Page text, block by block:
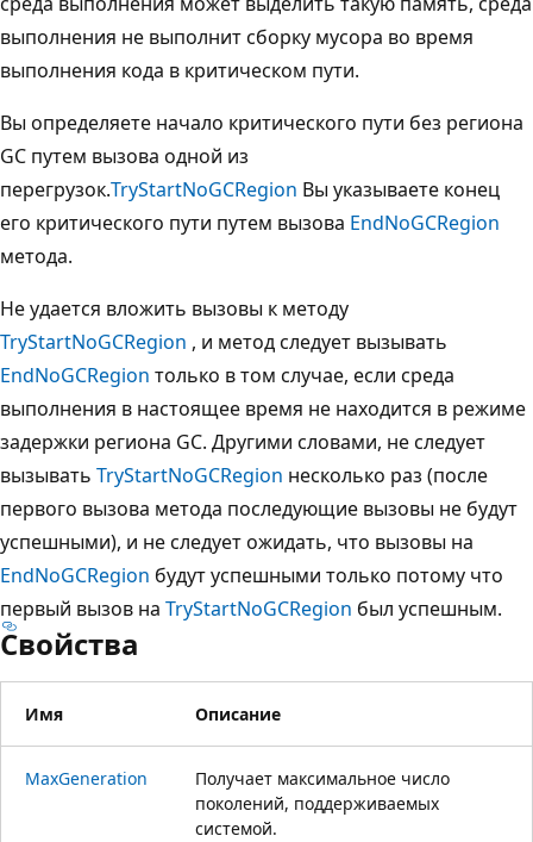
выполнения не выполнит сборку мусора во время
выполнения кода в критическом пути.
Вы определяете начало критического пути без региона
GC путем вызова одной из
перегрузок.TryStartNoGCRegion Вы указываете конец
его критического пути путем вызова EndNoGCRegion
метода.
Не удается вложить вызовы к методу
TryStartNoGCRegion , и метод следует вызывать
EndNoGCRegion только в том случае, если среда
выполнения в настоящее время не находится в режиме
задержки региона GC. Другими словами, не следует
вызывать TryStartNoGCRegion несколько раз (после
первого вызова метода последующие вызовы не будут
успешными), и не следует ожидать, что вызовы на
EndNoGCRegion будут успешными только потому что
первый вызов на TryStartNoGCRegion был успешным.
Свойства
Имя Описание
MaxGeneration
Получает максимальное число
поколений, поддерживаемых
системой.